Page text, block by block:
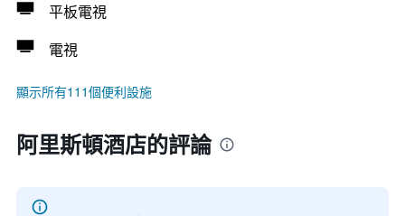
平板電視
電視
顯示所有111個便利設施
阿里斯頓酒店的評論